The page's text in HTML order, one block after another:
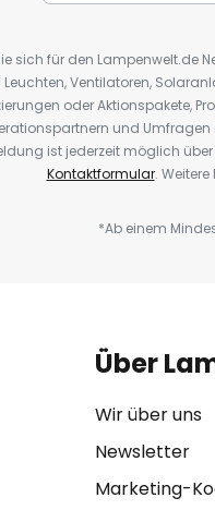
sich für den Lampenwelt.de
Leuchten, Ventilatoren,
oder Aktionspakete,
und
ist jederzeit möglich
Kontaktformular.
*Ab einem
Über
Wir über uns
Newsletter
Marketing-